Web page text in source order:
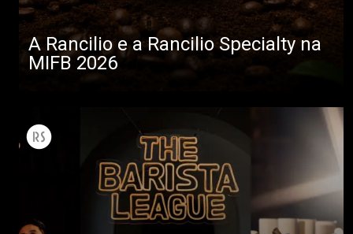
A Rancilio e a Rancilio Specialty na
MIFB 2026